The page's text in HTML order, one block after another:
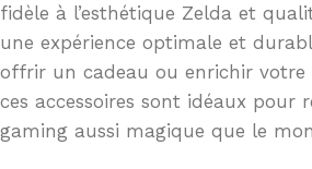
fidèle à l’esthétique Zelda et
une expérience optimale et
offrir un cadeau ou enrichir votre
ces accessoires sont idéaux pour
gaming aussi magique que le